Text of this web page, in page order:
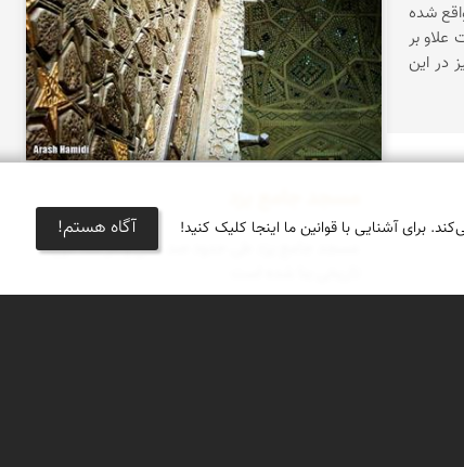
واقع شده
علاو بر
در این
مسجد جامع یزد طی حدود صد سال و در سه دوره
برای آشنایی با قوانین ما اینجا کلیک کنید! آگاه هستم!